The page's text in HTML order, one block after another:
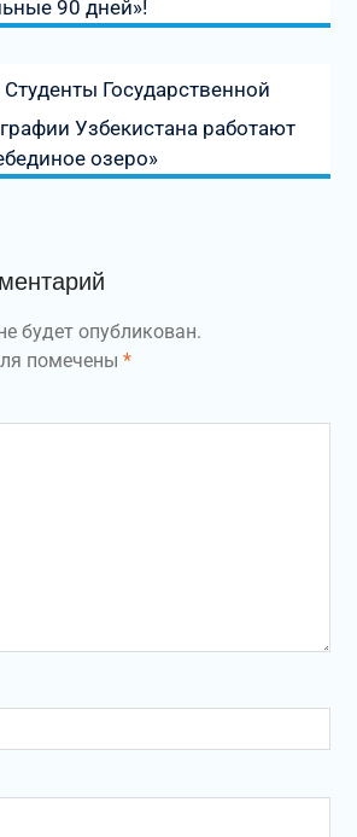
90 дней»!
запись:
Студенты Государственной
Узбекистана работают
озеро»
будет опубликован.
помечены *